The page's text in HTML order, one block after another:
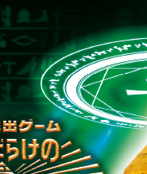
合わせ
お客様